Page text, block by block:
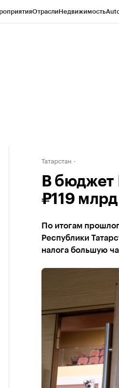
ОтраслиНедвижимость
Татарстан
В бюджет
₽119
По итогам
Республики
налога большую